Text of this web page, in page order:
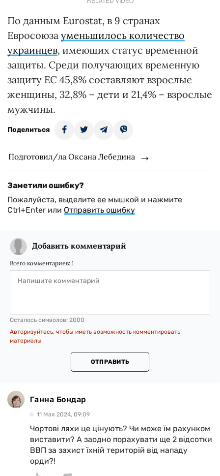
По данным Eurostat, в 9 странах
Евросоюза уменьшилось количество
украинцев, имеющих статус временной
защиты. Среди получающих временную
защиту ЕС 45,8% составляют взрослые
женщины, 32,8% – дети и 21,4% – взрослые
мужчины.
Поделиться
Подготовил/ла Оксана Лебедина
Заметили ошибку?
Пожалуйста, выделите ее мышкой и нажмите
Ctrl+Enter или Отправить ошибку
Добавить комментарий
Всего комментариев: 1
Осталось символов: 2000
Авторизуйтесь, чтобы иметь возможность комментировать
материалы
ОТПРАВИТЬ
Ганна Бондар
11 Мая 2024, 09:09
Чортові ляхи це цінують? Чи може їм рахунком
виставити? А заодно порахувати ще 2 відсотки
ВВП за захист їхній територій від нападу
орди?!